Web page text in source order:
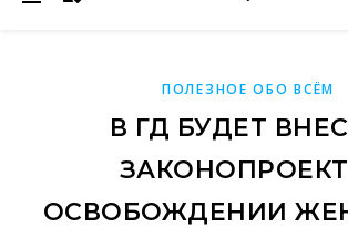
ПОЛЕЗНОЕ ОБО ВСЁМ
В ГД БУДЕТ
ОСВОБОЖДЕНИИ